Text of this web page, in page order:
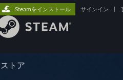
ストア
Steamをインストール サインイン